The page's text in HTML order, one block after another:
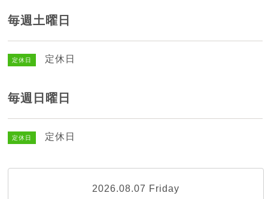
毎週土曜日
定休日 定休日
毎週日曜日
定休日 定休日
2026.08.07 Friday